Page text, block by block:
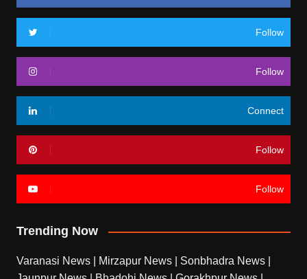
Follow
Follow
Connect
Follow
Follow
Trending Now
Varanasi News Mirzapur News Sonbhadra News